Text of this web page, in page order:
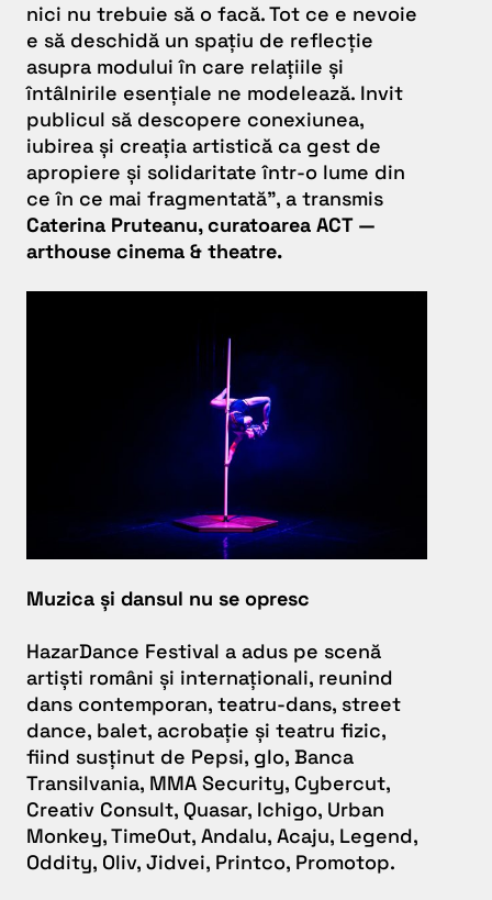
nici nu trebuie să o facă. Tot ce e nevoie
e să deschidă un spațiu de reflecție
asupra modului în care relațiile și
întâlnirile esențiale ne modelează. Invit
publicul să descopere conexiunea,
iubirea și creația artistică ca gest de
apropiere și solidaritate într-o lume din
ce în ce mai fragmentată”, a transmis
Caterina Pruteanu, curatoarea ACT —
arthouse cinema & theatre.
Muzica și dansul nu se opresc
HazarDance Festival a adus pe scenă
artiști români și internaționali, reunind
dans contemporan, teatru-dans, street
dance, balet, acrobație și teatru fizic,
fiind susținut de Pepsi, glo, Banca
Transilvania, MMA Security, Cybercut,
Creativ Consult, Quasar, Ichigo, Urban
Monkey, TimeOut, Andalu, Acaju, Legend,
Oddity, Oliv, Jidvei, Printco, Promotop.